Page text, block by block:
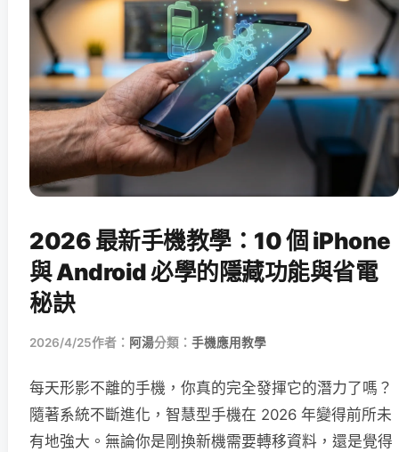
2026 最新手機教學：10 個 iPhone
與 Android 必學的隱藏功能與省電
秘訣
2026/4/25作者： 阿湯分類： 手機應用教學
每天形影不離的手機，你真的完全發揮它的潛力了嗎？
隨著系統不斷進化，智慧型手機在 2026 年變得前所未
有地強大。無論你是剛換新機需要轉移資料，還是覺得